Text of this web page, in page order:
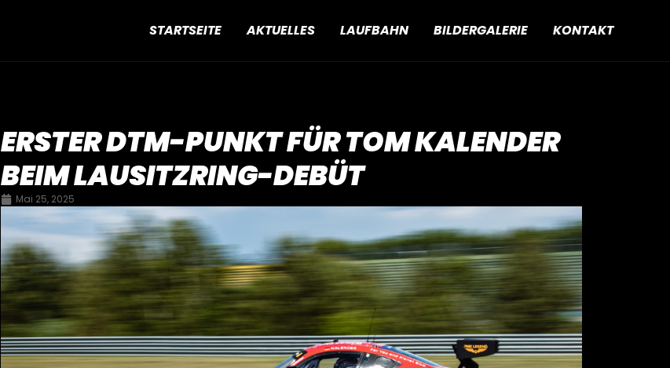
STARTSEITE AKTUELLES LAUFBAHN BILDERGALERIE KONTAKT
ERSTER DTM-PUNKT FÜR TOM KALENDER
BEIM LAUSITZRING-DEBÜT
Mai 25, 2025